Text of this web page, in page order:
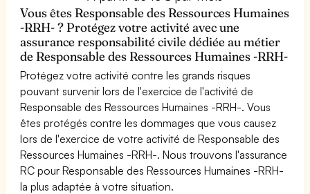
Vous êtes Responsable des Ressources Humaines
-RRH- ? Protégez votre activité avec une
assurance responsabilité civile dédiée au métier
de Responsable des Ressources Humaines -RRH-
Protégez votre activité contre les grands risques
pouvant survenir lors de l'exercice de l'activité de
Responsable des Ressources Humaines -RRH-. Vous
êtes protégés contre les dommages que vous causez
lors de l'exercice de votre activité de Responsable des
Ressources Humaines -RRH-. Nous trouvons l'assurance
RC pour Responsable des Ressources Humaines -RRH-
la plus adaptée à votre situation.